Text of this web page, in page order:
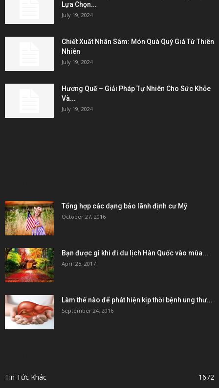
Lựa Chọn...
July 19, 2024
Chiết Xuất Nhân Sâm: Món Quà Quý Giá Từ Thiên
Nhiên
July 19, 2024
Hương Quế – Giải Pháp Tự Nhiên Cho Sức Khỏe
Và...
July 19, 2024
Tổng hợp các dạng bảo lãnh định cư Mỹ
October 27, 2016
Bạn được gì khi đi du lịch Hàn Quốc vào mùa...
April 25, 2017
Làm thế nào để phát hiện kịp thời bệnh ung thư...
September 24, 2016
Tin Tức Khác
1672